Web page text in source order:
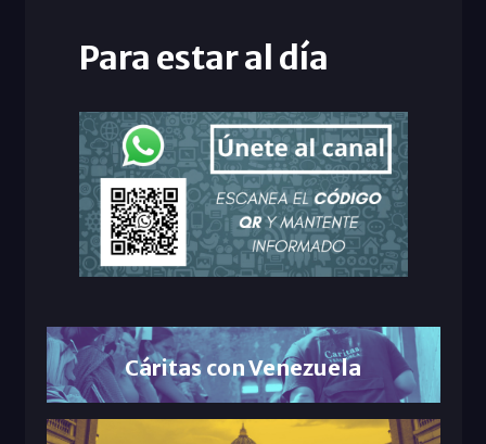
Para estar al día
Cáritas con Venezuela